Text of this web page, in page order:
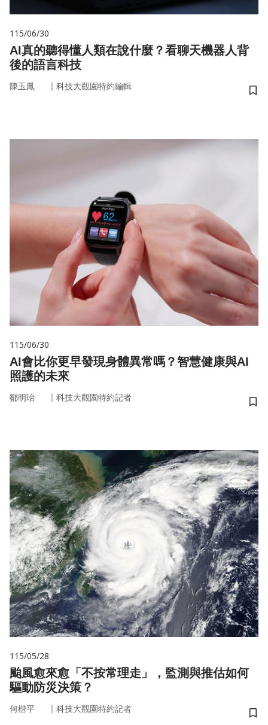
115/06/30
AI真的聽得懂人類在說什麼？看聊天機器人背
後的語言科技
陳玉鳳 ｜ 科技大觀園特約編輯
儲
115/06/30
AI會比你更早發現身體異常嗎？智慧健康與AI
照護的未來
鄒明珆 ｜ 科技大觀園特約記者
儲
115/05/28
颱風愈來愈「不按常理走」，監測與推估如何
驅動防災決策？
何楷平 ｜ 科技大觀園特約記者
儲